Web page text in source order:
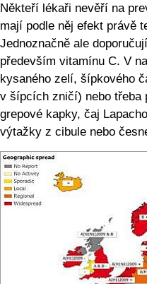
Někteří lékaři nevěří na
mají podle něj efekt právě
Jednoznačně ale
především vitamínu C. V
kysaného zelí, šípkového
v šípcích zničí) nebo třeba
grepové kapky, čaj
výtažky z cibule nebo